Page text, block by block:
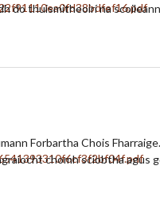
do thuismitheoirí na
Forbartha Chois
chomh sciobtha agus